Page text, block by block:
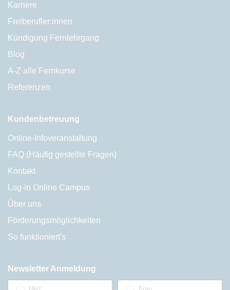
Karriere
Freiberufler:innen
Kündigung Fernlehrgang
Blog
A-Z alle Fernkurse
Referenzen
Kundenbetreuung
Online-Infoveranstaltung
FAQ (Häufig gestellte Fragen)
Kontakt
Log-in Online Campus
Über uns
Förderungsmöglichkeiten
So funktioniert's
Newsletter Anmeldung